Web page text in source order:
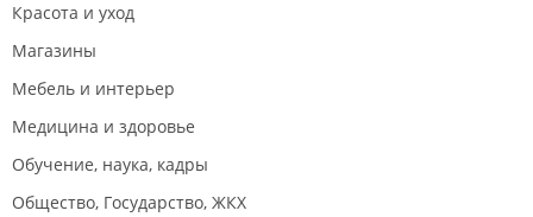
Красота и уход
Магазины
Мебель и интерьер
Медицина и здоровье
Обучение, наука, кадры
Общество, Государство, ЖКХ